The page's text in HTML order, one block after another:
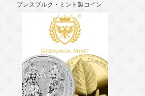
プレスブルク・ミント製コイン